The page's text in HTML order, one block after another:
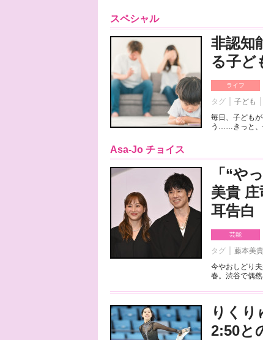
スペシャル
非認知
る子ど
ライフ
タグ 子ども
毎日、子ども
う……きっと、
Asa-Jo チョイス
「“や
美貴
耳告白
芸能
タグ 藤本美貴
今やおしどり
春。渋谷で偶
りくり
2:50と